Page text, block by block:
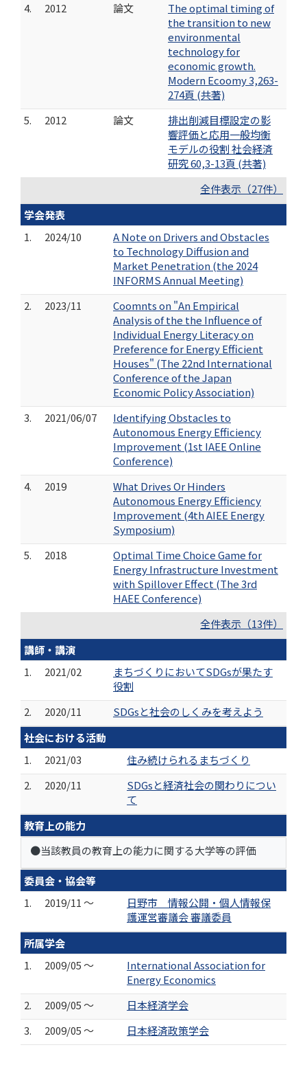
4.
2012 論文
The optimal timing of
the transition to new
environmental
technology for
economic growth.
Modern Ecoomy 3,263-
274頁 (共著)
5.
2012 論文
排出削減目標設定の影
響評価と応用一般均衡
モデルの役割 社会経済
研究 60,3-13頁 (共著)
全件表示（27件）
学会発表
1.
2024/10
A Note on Drivers and Obstacles
to Technology Diffusion and
Market Penetration (the 2024
INFORMS Annual Meeting)
2.
2023/11
Coomnts on "An Empirical
Analysis of the the Influence of
Individual Energy Literacy on
Preference for Energy Efficient
Houses" (The 22nd International
Conference of the Japan
Economic Policy Association)
3.
2021/06/07
Identifying Obstacles to
Autonomous Energy Efficiency
Improvement (1st IAEE Online
Conference)
4.
2019
What Drives Or Hinders
Autonomous Energy Efficiency
Improvement (4th AIEE Energy
Symposium)
5.
2018
Optimal Time Choice Game for
Energy Infrastructure Investment
with Spillover Effect (The 3rd
HAEE Conference)
全件表示（13件）
講師・講演
1.
2021/02
まちづくりにおいてSDGsが果たす
役割
2.
2020/11
SDGsと社会のしくみを考えよう
社会における活動
1.
2021/03
住み続けられるまちづくり
2.
2020/11
SDGsと経済社会の関わりについ
て
教育上の能力
●当該教員の教育上の能力に関する大学等の評価
委員会・協会等
1.
2019/11 ～
日野市 情報公開・個人情報保
護運営審議会 審議委員
所属学会
1.
2009/05 ～
International Association for
Energy Economics
2.
2009/05 ～
日本経済学会
3.
2009/05 ～ 日本経済政策学会